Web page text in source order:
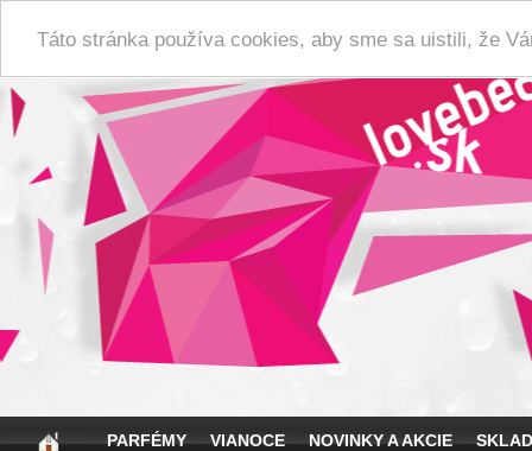
Táto stránka používa cookies, aby sme sa uistili, že
PARFÉMY VIANOCE NOVINKY A AKCIE